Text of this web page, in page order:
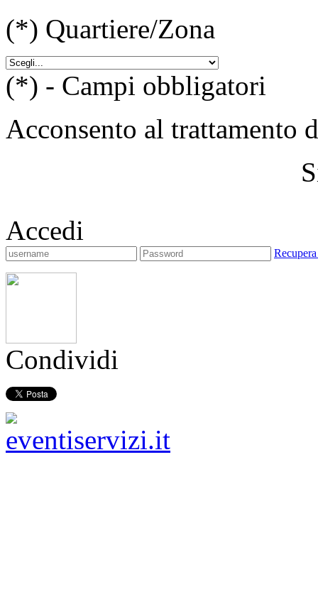
(*) Quartiere/Zona
(*) - Campi obbligatori
Acconsento al trattamento
Accedi
Condividi